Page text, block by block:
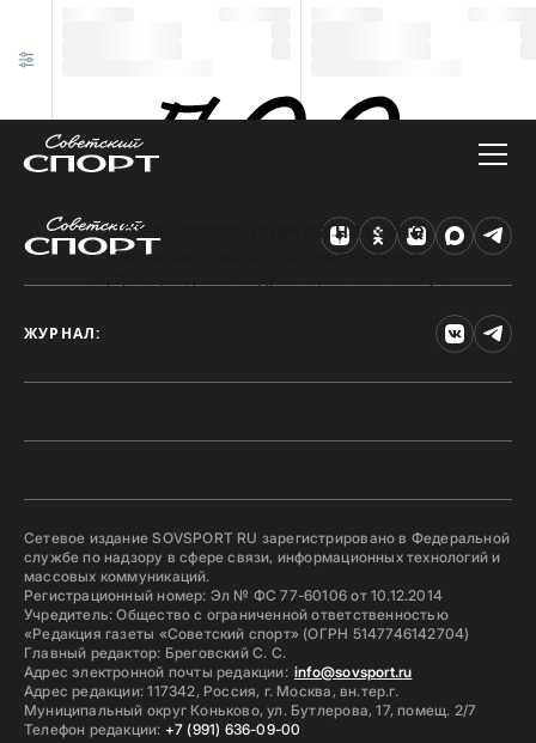
Техническая ошибка на сайте
Произошла ошибка. Чтобы найти нужную
ЖУРНАЛ:
Сетевое издание SOVSPORT RU зарегистрировано в Федеральной
службе по надзору в сфере связи, информационных технологий и
массовых коммуникаций.
Регистрационный номер: Эл № ФС 77-60106 от 10.12.2014
Учредитель: Общество с ограниченной ответственностью
«Редакция газеты «Советский спорт» (ОГРН 5147746142704)
Главный редактор: Бреговский С. С.
Адрес электронной почты редакции: info@sovsport.ru
Адрес редакции: 117342, Россия, г. Москва, вн.тер.г.
Муниципальный округ Коньково, ул. Бутлерова, 17, помещ. 2/7
Телефон редакции: +7 (991) 636-09-00